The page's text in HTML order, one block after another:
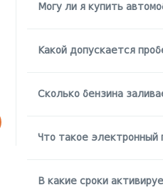
Могу ли я купить
Какой допускается
Сколько бензина
Что такое электронный
В какие сроки